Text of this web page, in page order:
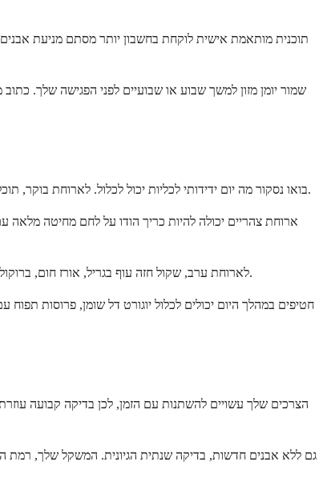
תוכנית מותאמת אישית לוקחת בחשבון יותר מסתם מניעת
שמור יומן מזון למשך שבוע או שבועיים לפני הפגישה שלך.
בואו נסקור מה יום ידידותי לכליות יכול לכלול. לארוחת בוקר, תוכלו לאכול דייסת שיבולת שועל על בסיס חלב, בתוספת פירות יער וחופן קטן של אגוזי מלך. זה נותן לך סידן, סיבים תזונתיים ונוגדי חמצון ללא עודף אוקסלט או מלח.
ארוחת צהריים יכולה להיות כריך הודו על לחם מחיטה
לארוחת ערב, שקול חזה עוף בגריל, אורז חום, ברוקולי מאודה עם כמות קטנה של גבינה, וסלט צדדי עם רוטב שמן זית ולימון. סיימו עם קערת תותים. ארוחה זו מאזנת חלבון, סידן וירקות תוך שמירה על מנות סבירות.
חטיפים במהלך היום יכולים לכלול יוגורט דל שומן, פרוסות
גם ללא אבנים חדשות, בדיקה שנתית הגיונית. המשקל שלך, רמת